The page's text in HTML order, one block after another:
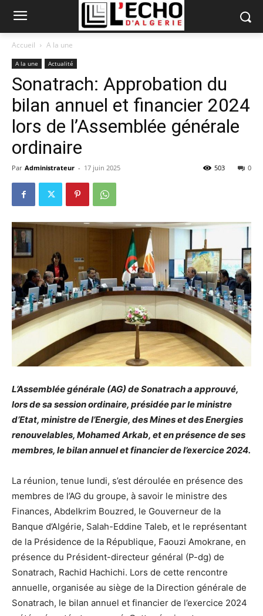
Accueil A la une
A la une Actualité
Sonatrach: Approbation du
bilan annuel et financier 2024
lors de l’Assemblée générale
ordinaire
Par Administrateur - 17 juin 2025 0
503
L’Assemblée générale (AG) de Sonatrach a approuvé,
lors de sa session ordinaire, présidée par le ministre
d’Etat, ministre de l’Energie, des Mines et des Energies
renouvelables, Mohamed Arkab, et en présence de ses
membres, le bilan annuel et financier de l’exercice 2024.
La réunion, tenue lundi, s’est déroulée en présence des
membres de l’AG du groupe, à savoir le ministre des
Finances, Abdelkrim Bouzred, le Gouverneur de la
Banque d’Algérie, Salah-Eddine Taleb, et le représentant
de la Présidence de la République, Faouzi Amokrane, en
présence du Président-directeur général (P-dg) de
Sonatrach, Rachid Hachichi. Lors de cette rencontre
annuelle, organisée au siège de la Direction générale de
Sonatrach, le bilan annuel et financier de l’exercice 2024